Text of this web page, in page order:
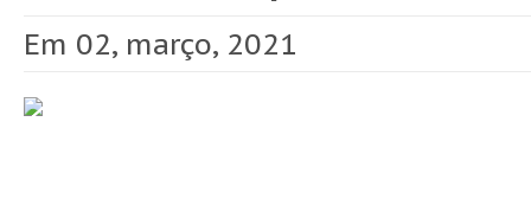
Em 02, março, 2021